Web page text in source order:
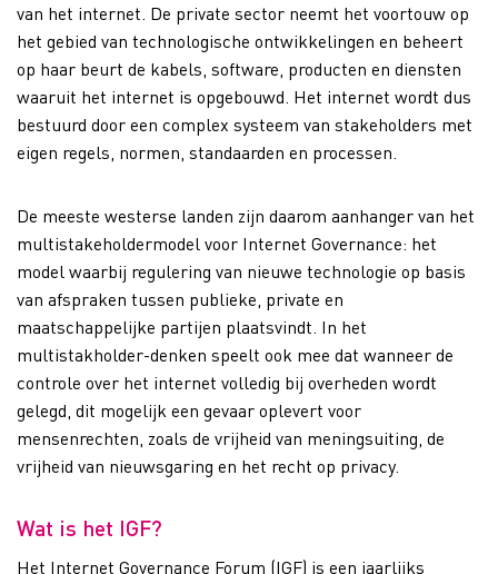
van het internet. De private sector neemt het voortouw op
het gebied van technologische ontwikkelingen en beheert
op haar beurt de kabels, software, producten en diensten
waaruit het internet is opgebouwd. Het internet wordt dus
bestuurd door een complex systeem van stakeholders met
eigen regels, normen, standaarden en processen.
De meeste westerse landen zijn daarom aanhanger van het
multistakeholdermodel voor Internet Governance: het
model waarbij regulering van nieuwe technologie op basis
van afspraken tussen publieke, private en
maatschappelijke partijen plaatsvindt. In het
multistakholder-denken speelt ook mee dat wanneer de
controle over het internet volledig bij overheden wordt
gelegd, dit mogelijk een gevaar oplevert voor
mensenrechten, zoals de vrijheid van meningsuiting, de
vrijheid van nieuwsgaring en het recht op privacy.
Wat is het IGF?
Het Internet Governance Forum (IGF) is een jaarlijks